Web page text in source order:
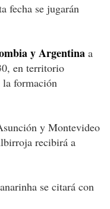
fecha se jugarán
y Argentina a
en territorio
formación
y Montevideo
recibirá a
se citará con